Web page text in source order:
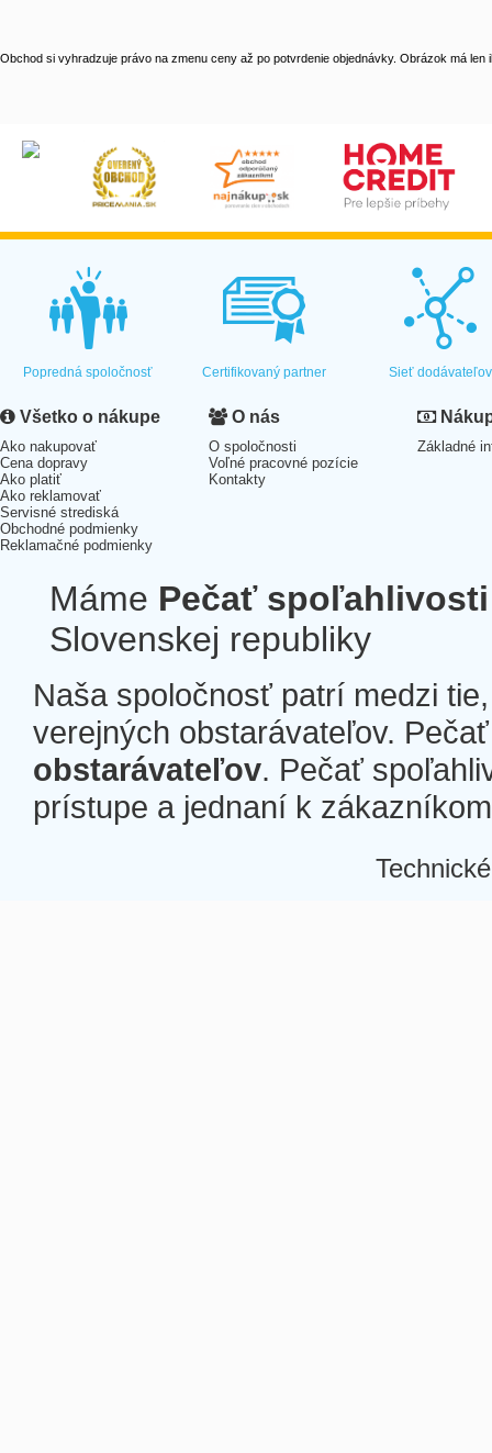
Obchod si vyhradzuje právo na zmenu ceny až po potvrdenie objednávky. Obrázok má len
Popredná spoločnosť Certifikovaný partner Sieť dodávateľov
Všetko o nákupe
Ako nakupovať
Cena dopravy
Ako platiť
Ako reklamovať
Servisné strediská
Obchodné podmienky
Reklamačné podmienky
O nás
O spoločnosti
Voľné pracovné pozície
Kontakty
Základné
Máme Pečať spoľahlivosti
Slovenskej republiky
Naša spoločnosť patrí medzi
verejných obstarávateľov.
obstarávateľov. Pečať
prístupe a jednaní k